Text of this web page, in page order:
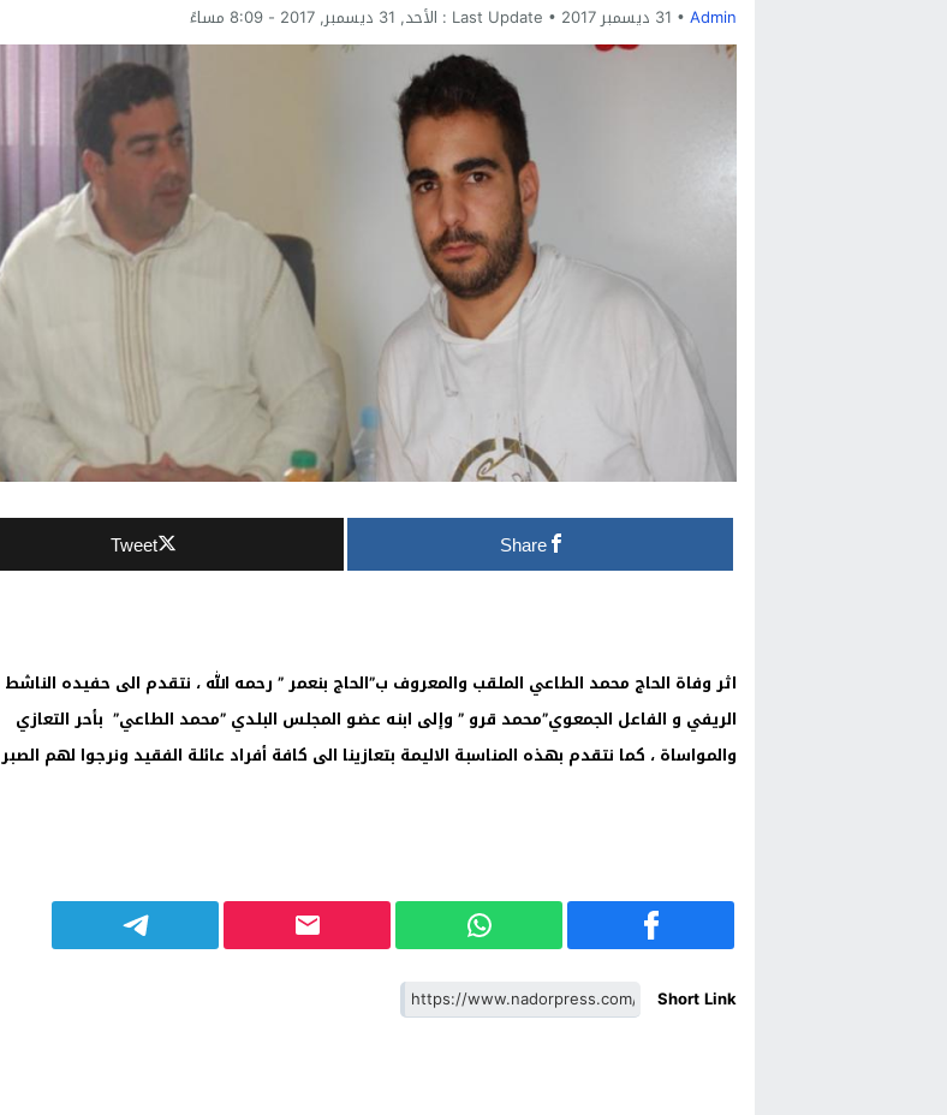
Admin 31 ديسمبر 2017 Last Update : الأحد, 31 ديسمبر, 2017 - 8:09 مساءً
Share
Tweet
اثر وفاة الحاج محمد الطاعي الملقب والمعروف ب”الحاج بنعمر ” رحمه الله ، نتقدم الى حفيده الناشط
الريفي و الفاعل الجمعوي”محمد قرو ” وإلى ابنه عضو المجلس البلدي ”محمد الطاعي” بأحر التعازي
والمواساة ، كما نتقدم بهذه المناسبة الاليمة بتعازينا الى كافة أفراد عائلة الفقيد ونرجوا لهم الصبر
Short Link